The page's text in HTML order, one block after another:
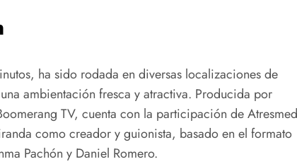
ha sido rodada en diversas localizaciones de
ambientación fresca y atractiva. Producida por
TV, cuenta con la participación de
como creador y guionista, basado en el formato
Pachón y Daniel Romero.